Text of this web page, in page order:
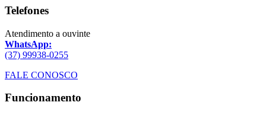
Telefones
Atendimento a ouvinte
WhatsApp:
(37) 99938-0255
FALE CONOSCO
Funcionamento